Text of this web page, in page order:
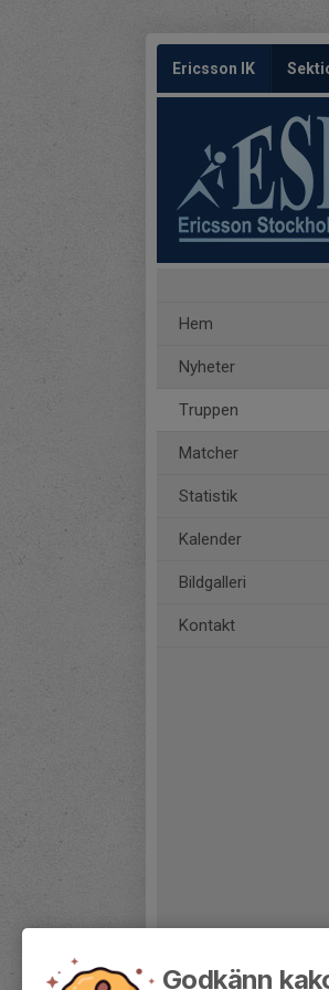
Ericsson IK
Hem
Nyheter
Truppen
Matcher
Statistik
Kalender
Bildgalleri
Kontakt
Godkänn